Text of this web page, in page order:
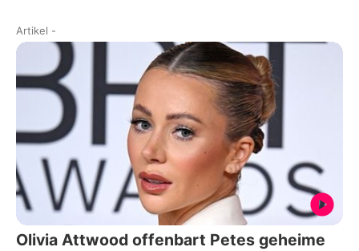
Artikel -
Olivia Attwood offenbart Petes geheime